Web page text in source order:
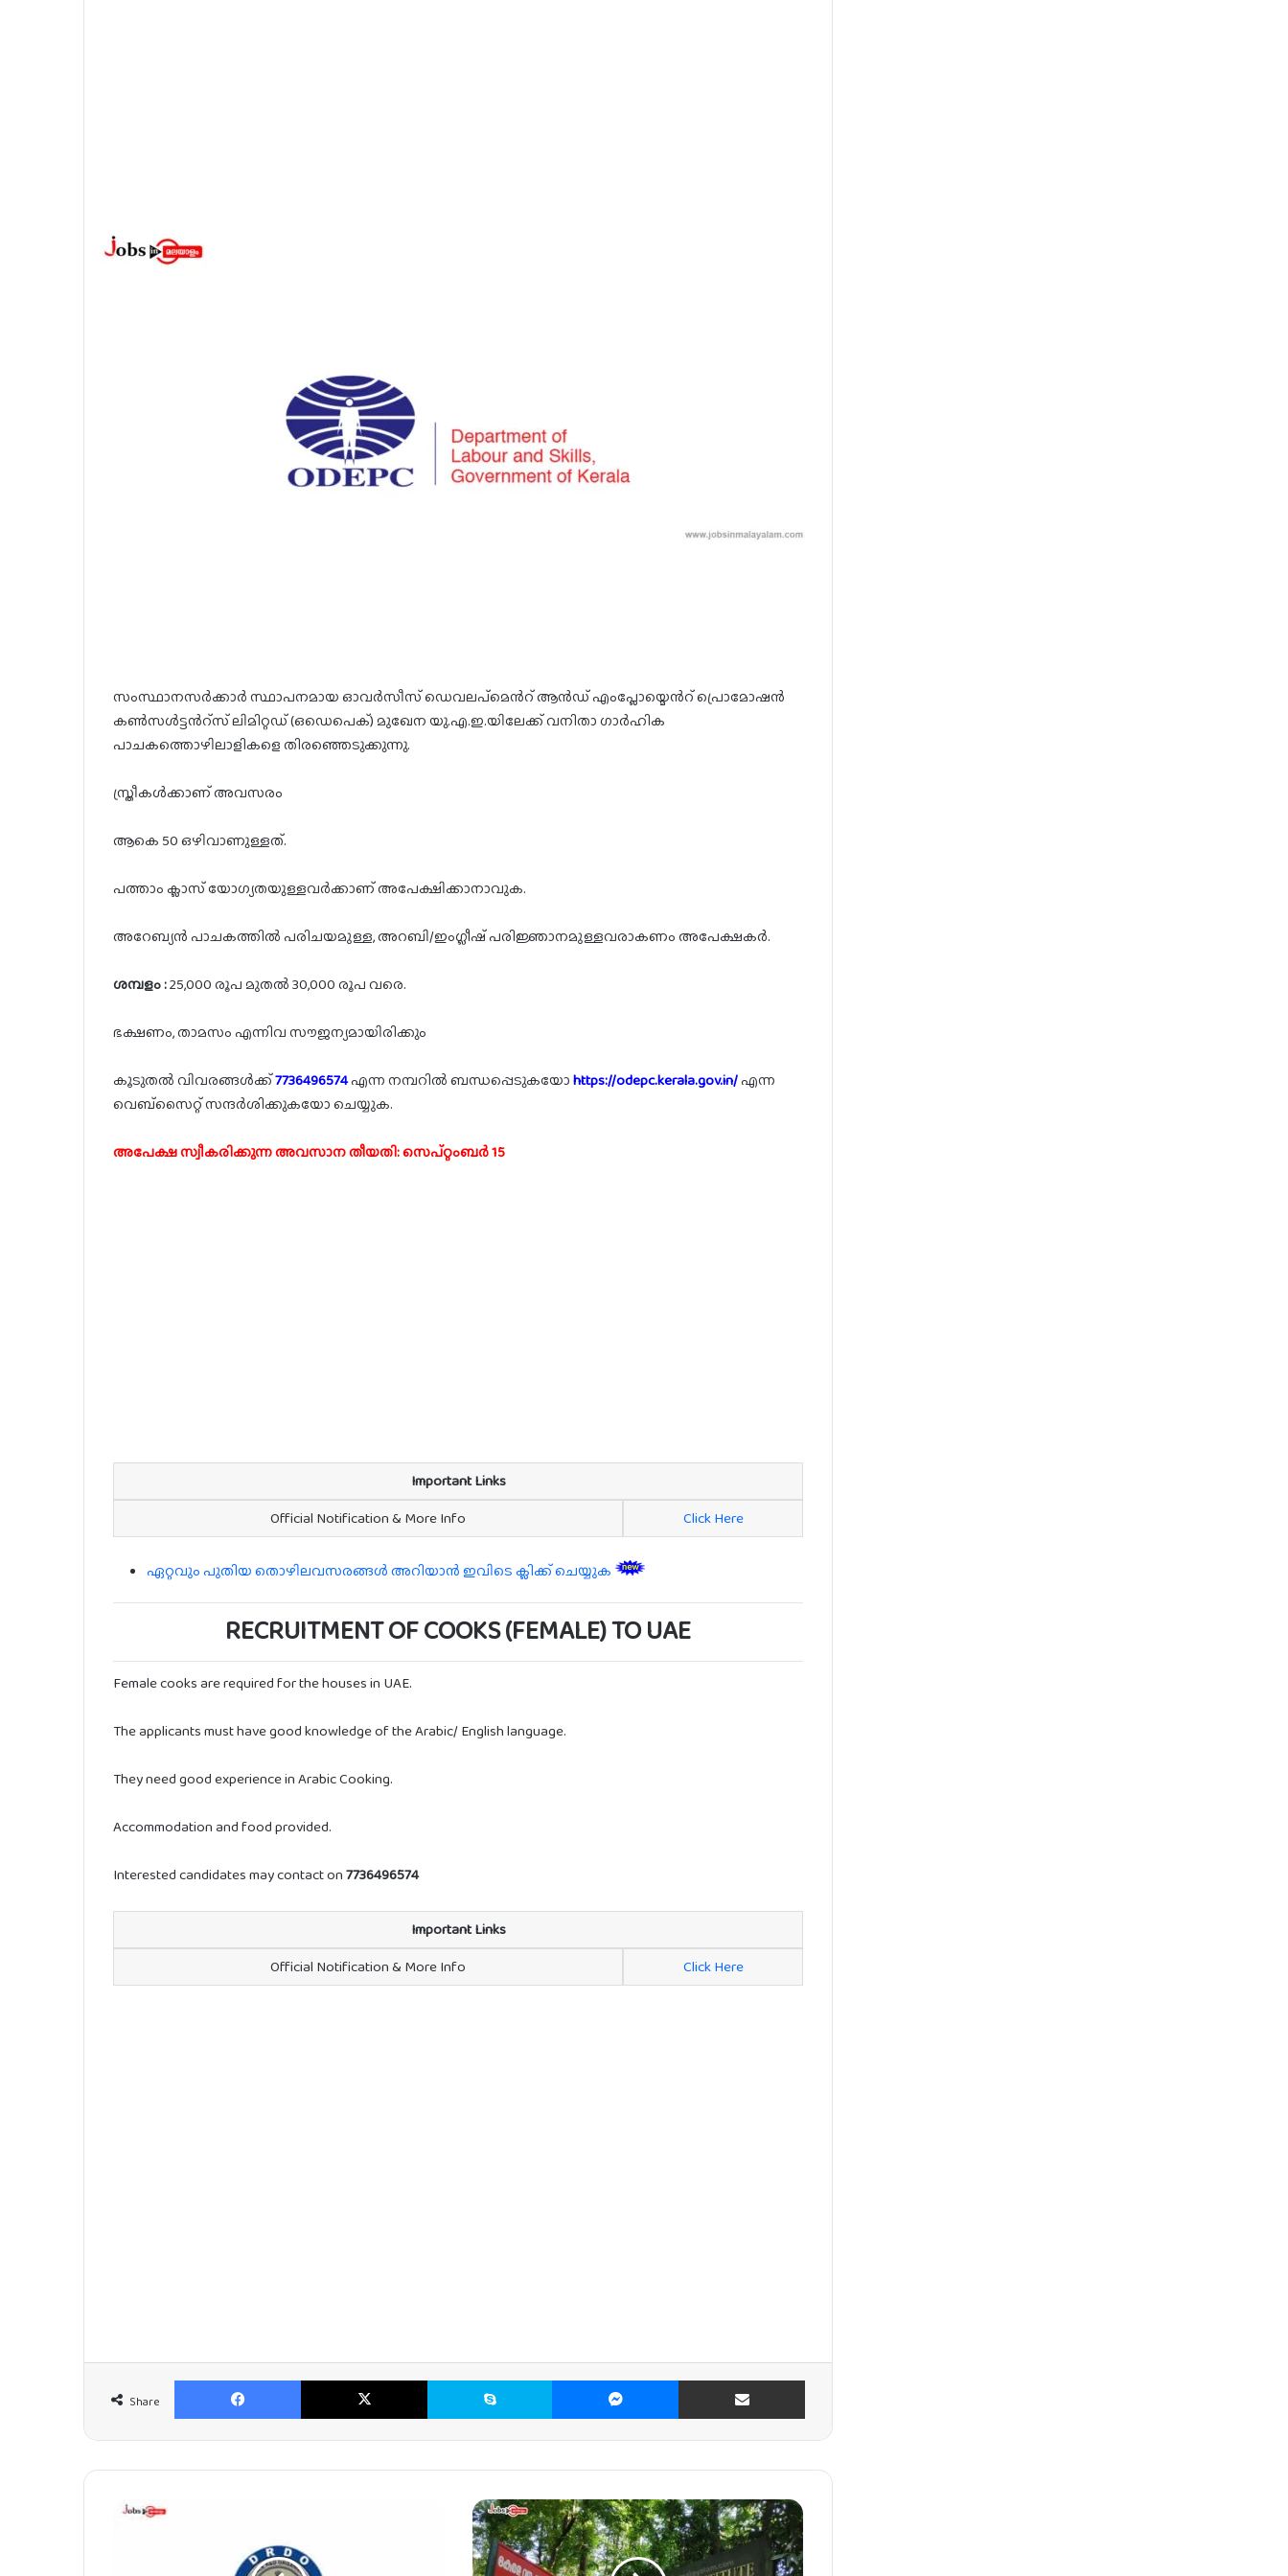
സംസ്ഥാനസർക്കാർ സ്ഥാപനമായ ഓവർസീസ് ഡെവലപ്മെൻറ് ആൻഡ് എംപ്ലോയ്മെൻറ് പ്രൊമോഷൻ
കൺസൾട്ടൻറ്സ് ലിമിറ്റഡ് (ഒഡെപെക്) മുഖേന യു.എ.ഇ.യിലേക്ക് വനിതാ ഗാർഹിക
പാചകത്തൊഴിലാളികളെ തിരഞ്ഞെടുക്കുന്നു.
സ്ത്രീകൾക്കാണ് അവസരം
ആകെ 50 ഒഴിവാണുള്ളത്.
പത്താം ക്ലാസ് യോഗ്യതയുള്ളവർക്കാണ് അപേക്ഷിക്കാനാവുക.
അറേബ്യൻ പാചകത്തിൽ പരിചയമുള്ള, അറബി/ഇംഗ്ലീഷ് പരിജ്ഞാനമുള്ളവരാകണം അപേക്ഷകർ.
ശമ്പളം :25,000 രൂപ മുതൽ 30,000 രൂപ വരെ.
ഭക്ഷണം, താമസം എന്നിവ സൗജന്യമായിരിക്കും
കൂടുതൽ വിവരങ്ങൾക്ക്7736496574എന്ന നമ്പറിൽ ബന്ധപ്പെടുകയോhttps://odepc.kerala.gov.in/എന്ന
വെബ്സൈറ്റ് സന്ദർശിക്കുകയോ ചെയ്യുക.
അപേക്ഷ സ്വീകരിക്കുന്ന അവസാന തീയതി: സെപ്റ്റംബർ 15
Important Links
Official Notification & More Info
Click Here
ഏറ്റവും പുതിയ തൊഴിലവസരങ്ങൾ അറിയാൻ ഇവിടെ ക്ലിക്ക് ചെയ്യുക
RECRUITMENT OF COOKS (FEMALE) TO UAE
Female cooks are required for the houses in UAE.
The applicants must have good knowledge of the Arabic/ English language.
They need good experience in Arabic Cooking.
Accommodation and food provided.
Interested candidates may contact on7736496574
Important Links
Official Notification & More Info
Click Here
Share
Facebook X Skype Messenger
സി
വ
ന
ഗ
വേ